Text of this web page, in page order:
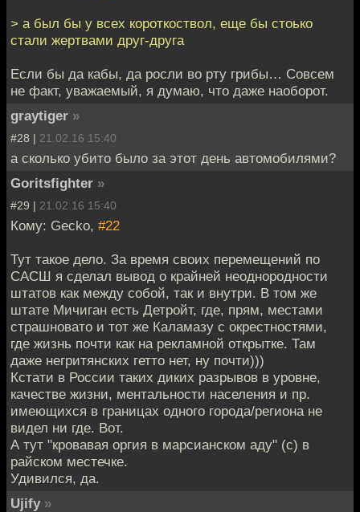
> а был бы у всех короткоствол, еще бы стоько
стали жертвами друг-друга
Если бы да кабы, да росли во рту грибы… Совсем
не факт, уважаемый, я думаю, что даже наоборот.
graytiger »
#28 | 21.02.16 15:40
а сколько убито было за этот день автомобилями?
Goritsfighter »
#29 | 21.02.16 15:40
Кому: Gecko, #22
Тут такое дело. За время своих перемещений по
САСШ я сделал вывод о крайней неоднородности
штатов как между собой, так и внутри. В том же
штате Мичиган есть Детройт, где, прям, местами
страшновато и тот же Каламазу с окрестностями,
где жизнь почти как на рекламной открытке. Там
даже негритянских гетто нет, ну почти)))
Кстати в России таких диких разрывов в уровне,
качестве жизни, ментальности населения и пр.
имеющихся в границах одного города/региона не
видел ни где. Вот.
А тут "кровавая оргия в марсианском аду" (с) в
райском местечке.
Удивился, да.
Ujify »